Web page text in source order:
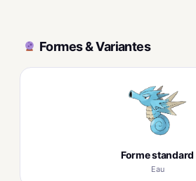
Formes & Variantes
Forme standard
Eau